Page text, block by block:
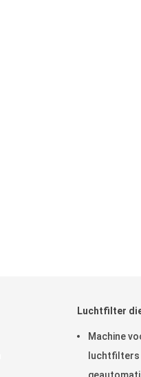
Luchtfilter
Machine
luchtfilters